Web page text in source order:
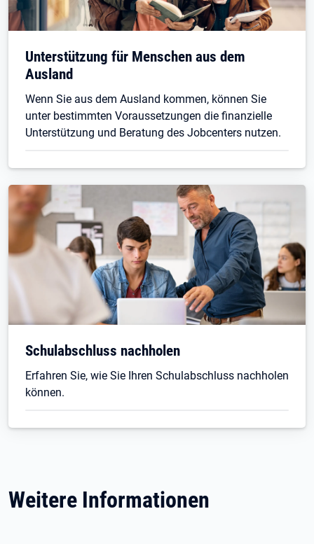
Unterstützung für Menschen aus dem
Ausland
Wenn Sie aus dem Ausland kommen, können Sie
unter bestimmten Voraussetzungen die finanzielle
Unterstützung und Beratung des Jobcenters nutzen.
Schulabschluss nachholen
Erfahren Sie, wie Sie Ihren Schulabschluss nachholen
können.
Weitere Informationen